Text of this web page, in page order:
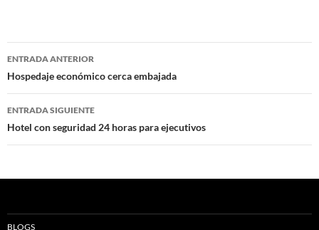
Navegación
de
entradas
ENTRADA ANTERIOR
Hospedaje económico cerca embajada
ENTRADA SIGUIENTE
Hotel con seguridad 24 horas para ejecutivos
BLOGS